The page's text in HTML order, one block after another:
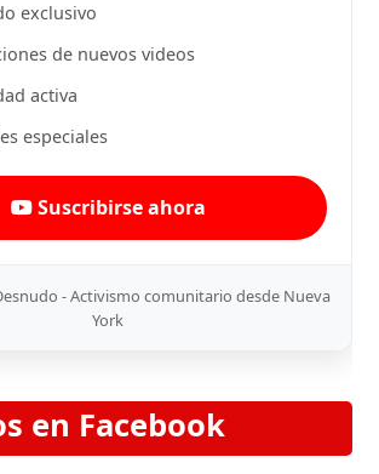
exclusivo
de nuevos videos
activa
especiales
Suscribirse ahora
- Activismo comunitario desde Nueva
York
en Facebook